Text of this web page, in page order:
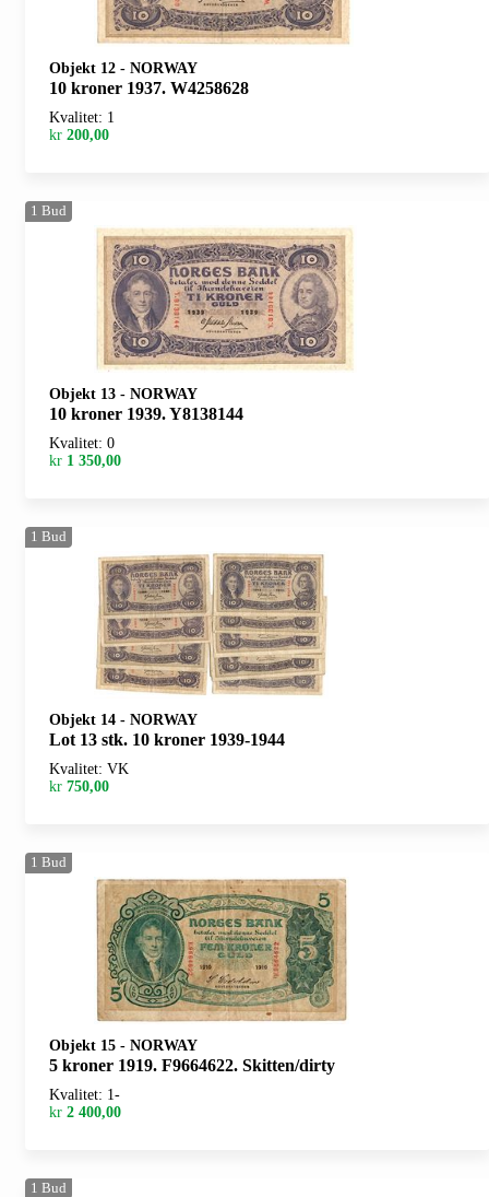
Objekt 12 - NORWAY
10 kroner 1937. W4258628
Kvalitet: 1
kr 200,00
1 Bud
Objekt 13 - NORWAY
10 kroner 1939. Y8138144
Kvalitet: 0
kr 1 350,00
1 Bud
Objekt 14 - NORWAY
Lot 13 stk. 10 kroner 1939-1944
Kvalitet: VK
kr 750,00
1 Bud
Objekt 15 - NORWAY
5 kroner 1919. F9664622. Skitten/dirty
Kvalitet: 1-
kr 2 400,00
1 Bud